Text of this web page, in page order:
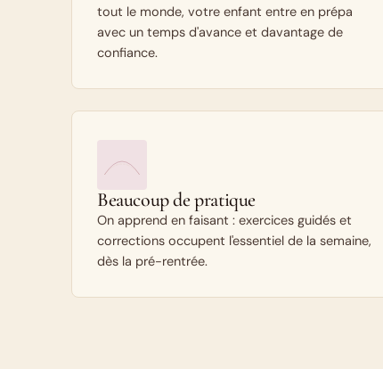
tout le monde, votre enfant entre en prépa
avec un temps d'avance et davantage de
confiance.
Beaucoup de pratique
On apprend en faisant : exercices guidés et
corrections occupent l'essentiel de la semaine,
dès la pré-rentrée.